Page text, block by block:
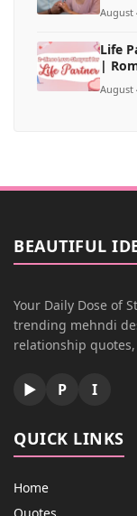
August
Life
|
August
BEAUTIFUL
Your Daily Dose of
trending mehndi
relationship
▶ P I
QUICK LINKS
Home